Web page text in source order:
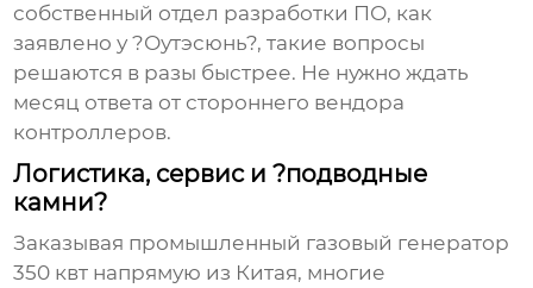
собственный отдел разработки ПО, как
заявлено у ?Оутэсюнь?, такие вопросы
решаются в разы быстрее. Не нужно ждать
месяц ответа от стороннего вендора
контроллеров.
Логистика, сервис и ?подводные
камни?
Заказывая промышленный газовый генератор
350 квт напрямую из Китая, многие